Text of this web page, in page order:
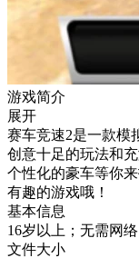
游戏简介
展开
赛车竞速2是一款模
创意十足的玩法和
个性化的豪车等你
有趣的游戏哦！
基本信息
16岁以上；无需网
文件大小